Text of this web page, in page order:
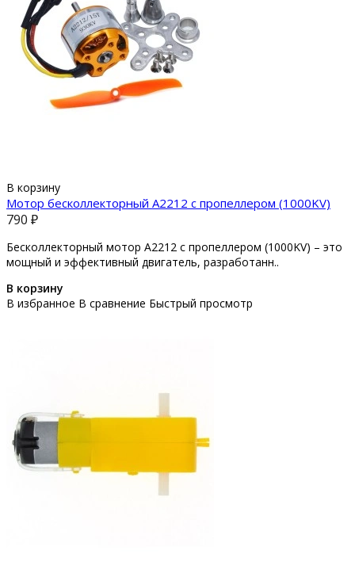
В корзину
Мотор бесколлекторный A2212 с пропеллером (1000KV)
790 ₽
Бесколлекторный мотор A2212 с пропеллером (1000KV) – это
мощный и эффективный двигатель, разработанн..
В корзину
В избранное В сравнение Быстрый просмотр